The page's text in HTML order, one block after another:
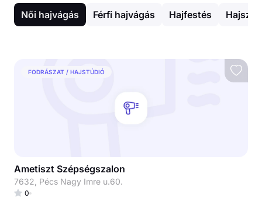
Női hajvágás Férfi hajvágás Hajfestés
FODRÁSZAT / HAJSTÚDIÓ
Ametiszt Szépségszalon
7632, Pécs Nagy Imre u.60.
0